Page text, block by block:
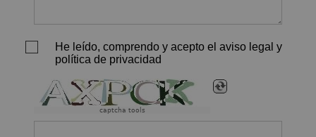
He leído, comprendo y acepto el aviso legal y
política de privacidad
captcha tools